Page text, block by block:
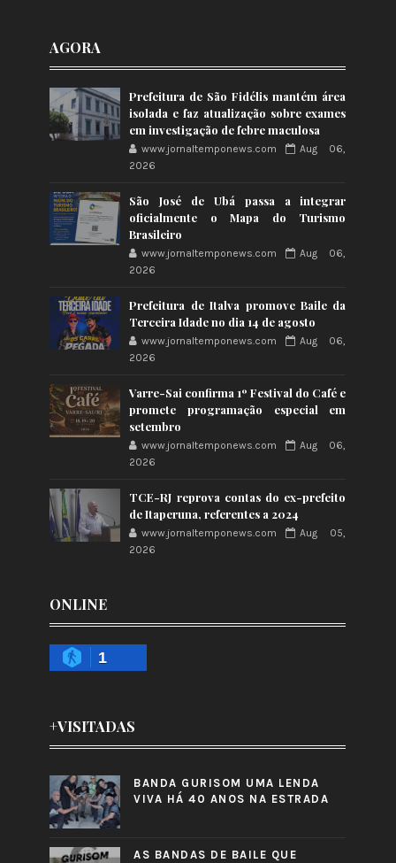
AGORA
Prefeitura de São Fidélis mantém área
isolada e faz atualização sobre exames
em investigação de febre maculosa
www.jornaltemponews.com
Aug 06,
2026
São José de Ubá passa a integrar
oficialmente o Mapa do Turismo
Brasileiro
www.jornaltemponews.com
Aug 06,
2026
Prefeitura de Italva promove Baile da
Terceira Idade no dia 14 de agosto
www.jornaltemponews.com
Aug 06,
2026
Varre-Sai confirma 1º Festival do Café e
promete programação especial em
setembro
www.jornaltemponews.com
Aug 06,
2026
TCE-RJ reprova contas do ex-prefeito
de Itaperuna, referentes a 2024
www.jornaltemponews.com
Aug 05,
2026
ONLINE
1
+VISITADAS
BANDA GURISOM UMA LENDA
VIVA HÁ 40 ANOS NA ESTRADA
AS BANDAS DE BAILE QUE